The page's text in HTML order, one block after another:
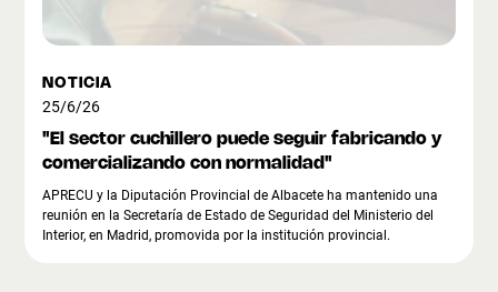
NOTICIA
25/6/26
"El sector cuchillero puede seguir fabricando y
comercializando con normalidad"
APRECU y la Diputación Provincial de Albacete ha mantenido una
reunión en la Secretaría de Estado de Seguridad del Ministerio del
Interior, en Madrid, promovida por la institución provincial.